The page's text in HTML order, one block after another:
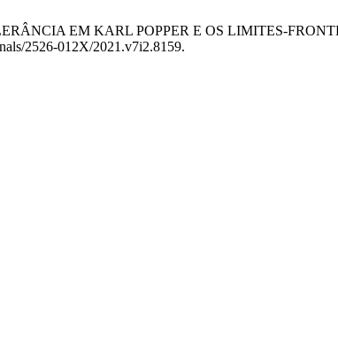
EM KARL POPPER E OS LIMITES-
2526-012X/2021.v7i2.8159.